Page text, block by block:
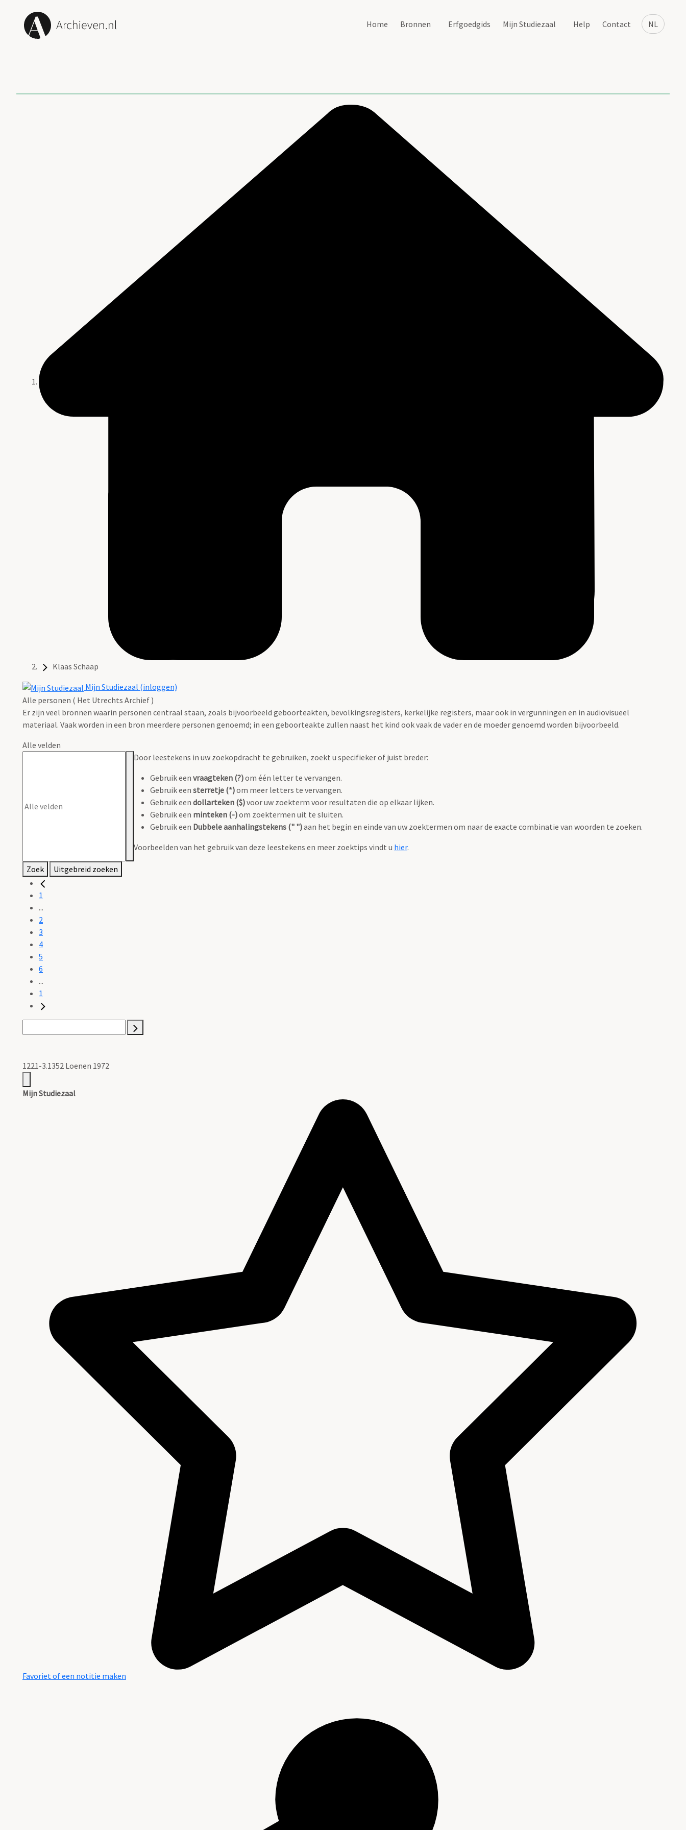
NL
Home Bronnen Erfgoedgids Mijn Studiezaal Help Contact
Klaas Schaap
Mijn Studiezaal (inloggen)
Alle personen ( Het Utrechts Archief )
Er zijn veel bronnen waarin personen centraal staan, zoals bijvoorbeeld geboorteakten, bevolkingsregisters, kerkelijke registers, maar ook in vergunningen en in audiovisueel
materiaal. Vaak worden in een bron meerdere personen genoemd; in een geboorteakte zullen naast het kind ook vaak de vader en de moeder genoemd worden bijvoorbeeld.
Alle velden
Door leestekens in uw zoekopdracht te gebruiken, zoekt u specifieker of juist breder:
Gebruik een vraagteken (?)om één letter te vervangen.
Gebruik een sterretje (*)om meer letters te vervangen.
Gebruik een dollarteken ($)voor uw zoekterm voor resultaten die op elkaar lijken.
Gebruik een minteken (-)om zoektermen uit te sluiten.
Gebruik een Dubbele aanhalingstekens (" ")aan het begin en einde van uw zoektermen om naar de exacte combinatie van woorden te zoeken.
Voorbeelden van het gebruik van deze leestekens en meer zoektips vindt u hier.
Zoek Uitgebreid zoeken
1
...
2
3
4
5
6
...
1
1221-3.1352 Loenen 1972
Mijn Studiezaal
Favoriet of een notitie maken